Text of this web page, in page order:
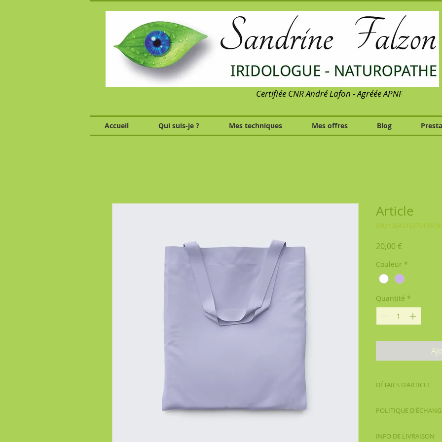
Certifiée CNR André Lafon - Agréée APNF
Accueil Qui suis-je ? Mes techniques Mes offres Blog
Article
SKU : 364215375135191
20,00 €Prix
Couleur *
Quantité *
DÉTAILS D'ARTICLE
l'article : taille,
de cet article à vos
POLITIQUE
vos visiteurs des
INFO DE LIVRAISON